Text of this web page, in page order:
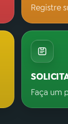
Registre
Faça um